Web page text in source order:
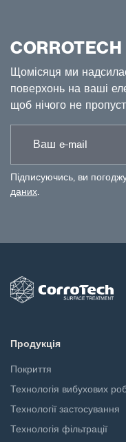
Щомісяця ми
поверхонь на ваші
щоб нічого не
Підписуючись, ви
даних.
Продукція
Покриття
Технологія вибухових
Технології застосування
Технологія фільтрації